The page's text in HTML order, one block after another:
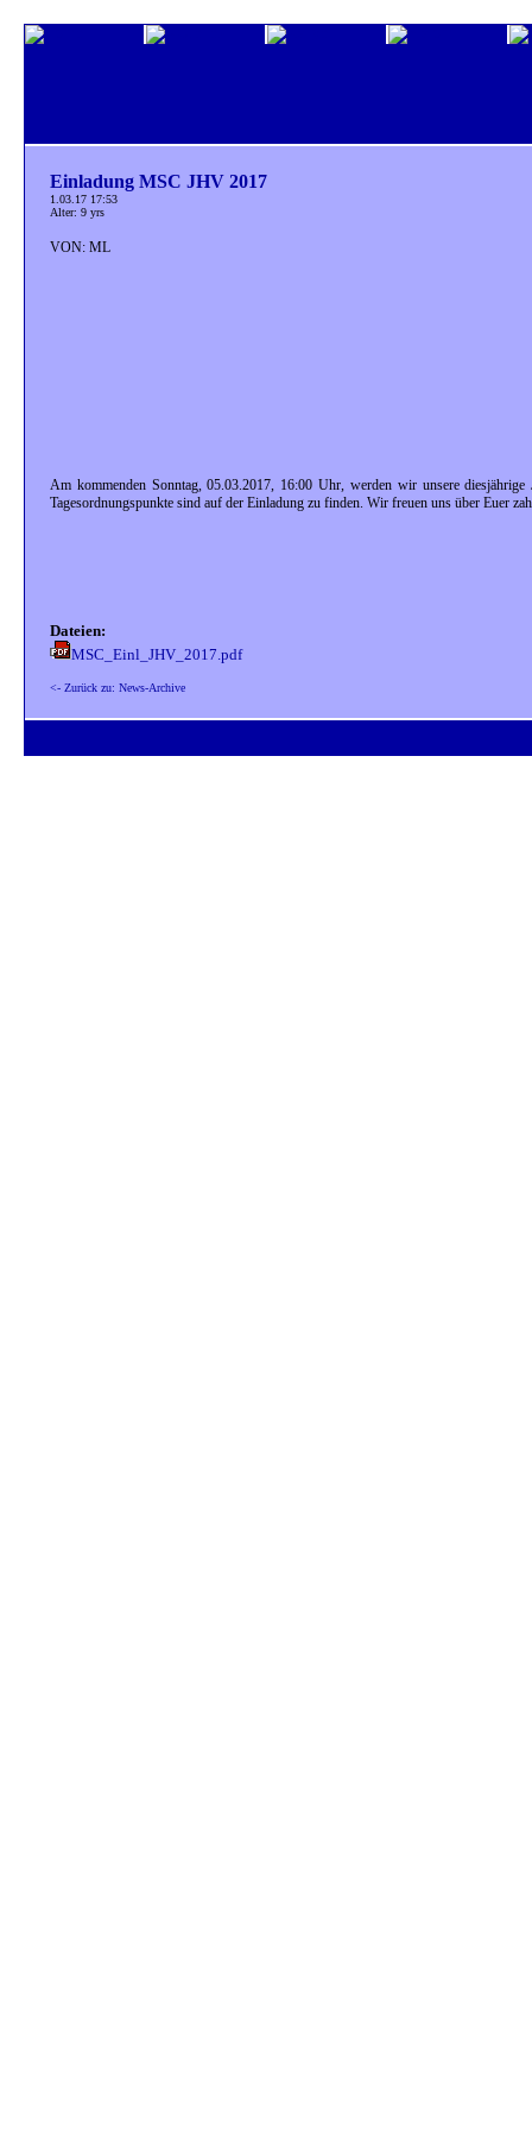
Einladung MSC JHV 2017
1.03.17 17:53
Alter: 9 yrs
VON: ML
Am kommenden Sonntag, 05.03.2017, 16:00 Uhr, werden wir unsere
Tagesordnungspunkte sind auf der Einladung zu finden. Wir freuen uns über Euer
Dateien:
MSC_Einl_JHV_2017.pdf
<- Zurück zu: News-Archive